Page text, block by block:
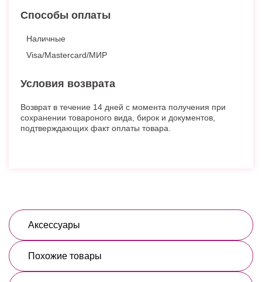
Способы оплаты
Наличные
Visa/Mastercard/МИР
Условия возврата
Возврат в течение 14 дней с момента получения при
сохранении товароного вида, бирок и документов,
подтверждающих факт оплаты товара.
Аксессуары
Похожие товары